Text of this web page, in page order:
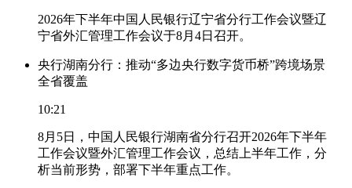
2026年下半年中国人民银行辽宁省分行工作会议暨辽
宁省外汇管理工作会议于8月4日召开。
央行湖南分行：推动“多边央行数字货币桥”跨境场景
全省覆盖
10:21
8月5日，中国人民银行湖南省分行召开2026年下半年
工作会议暨外汇管理工作会议，总结上半年工作，分
析当前形势，部署下半年重点工作。